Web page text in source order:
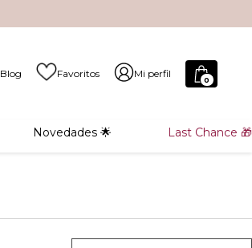
Blog Favoritos Mi perfil
0
Novedades 🌟 Last Chance 🎁